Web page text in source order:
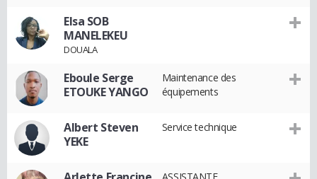
Elsa SOB
MANELEKEU
DOUALA
Eboule Serge
ETOUKE YANGO
Maintenance des
équipements
Albert Steven
YEKE
Service technique